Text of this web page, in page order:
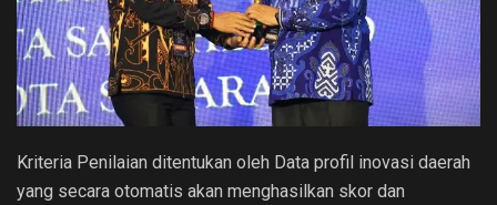
Kriteria Penilaian ditentukan oleh Data profil inovasi daerah
yang secara otomatis akan menghasilkan skor dan